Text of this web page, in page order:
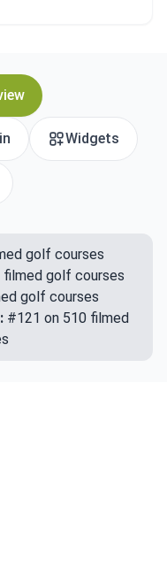
Widgets
golf courses
filmed golf courses
golf courses
#121 on 510 filmed